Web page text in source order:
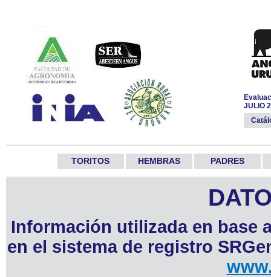
JULIO
TORITOS HEMBRAS PADRES
Información utilizada en base
en el sistema de registro